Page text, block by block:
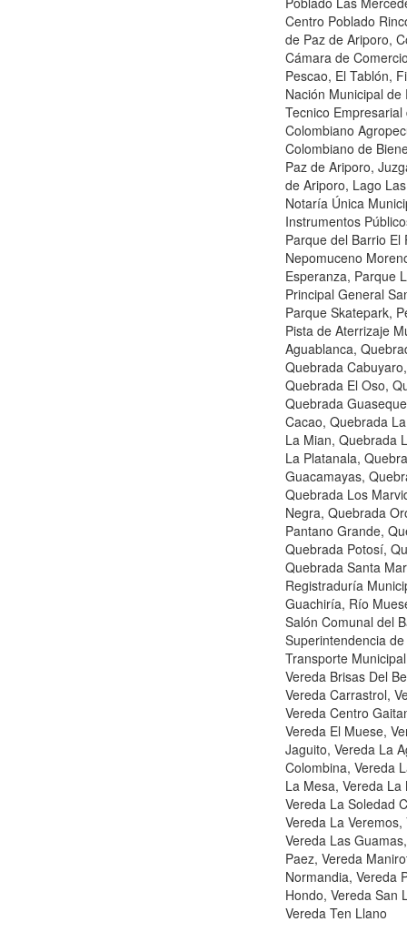
Centro Poblado
de Paz de Ariporo,
Cámara de
Pescao, El Tablón,
Nación Municipal
Tecnico
Colombiano
Colombiano de
Paz de Ariporo,
de Ariporo, Lago
Notaría Única
Instrumentos
Parque del Barrio El
Nepomuceno
Esperanza, Parque
Principal General
Parque Skatepark,
Pista de Aterrizaje
Aguablanca,
Quebrada
Quebrada El Oso,
Quebrada
Cacao, Quebrada
La Mian, Quebrada
La Platanala,
Guacamayas,
Quebrada Los
Negra, Quebrada
Pantano Grande,
Quebrada Potosí,
Quebrada Santa
Registraduría
Guachiría, Río
Salón Comunal del
Superintendencia
Transporte
Vereda Brisas Del
Vereda Carrastrol,
Vereda Centro
Vereda El Muese,
Jaguito, Vereda La
Colombina, Vereda
La Mesa, Vereda
Vereda La Soledad
Vereda La
Vereda Las
Paez, Vereda
Normandia, Vereda
Hondo, Vereda San
Vereda Ten Llano